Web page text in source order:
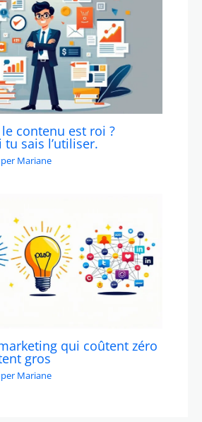
contenu est roi ?
tu sais l’utiliser.
Mariane
qui coûtent zéro
gros
Mariane